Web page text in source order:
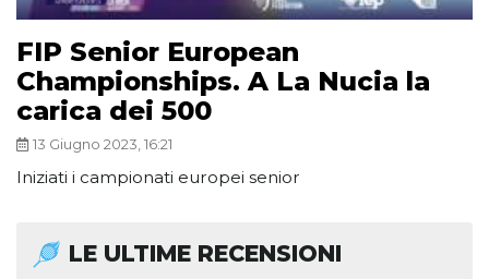
FIP Senior European
Championships. A La Nucia la
carica dei 500
13 Giugno 2023, 16:21
Iniziati i campionati europei senior
LE ULTIME RECENSIONI